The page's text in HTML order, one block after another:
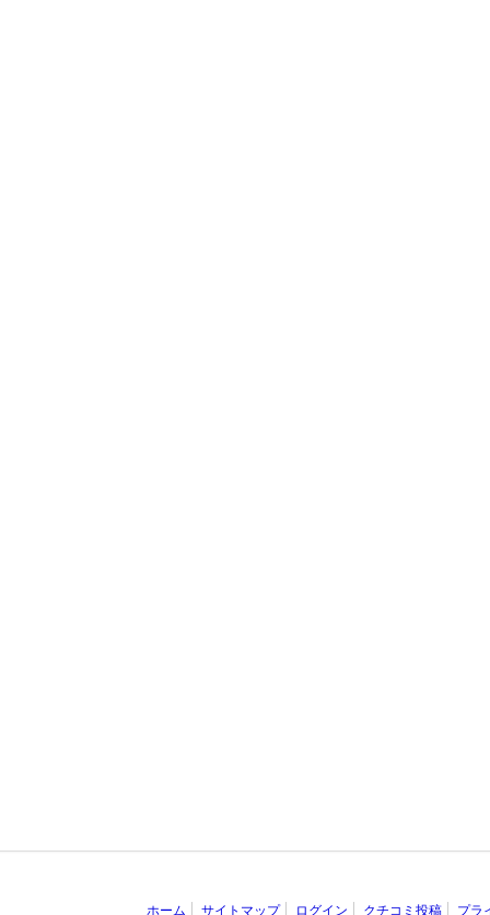
ホーム サイトマップ ログイン クチコミ投稿 プラ